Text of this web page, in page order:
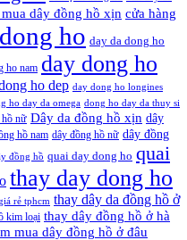
dây đồng hồ xịn cửa hàng
ho day da dong ho
ho nam day dong ho
ho dep day dong ho longines
ho day da omega dong ho day da thuy si
hồ nữ Dây da đồng hồ xịn dây
hồ nam dây đồng hồ nữ dây đồng
đồng hồ quai day dong ho quai
thay day dong ho
rẻ tphcm thay dây da đồng hồ ở
kim loại thay dây đồng hồ ở hà
mua dây đồng hồ ở đâu